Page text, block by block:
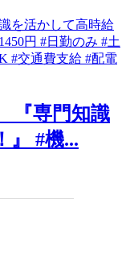
『専門知識
』 #機...